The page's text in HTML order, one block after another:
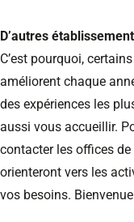
D’autres
C’est pourquoi,
améliorent chaque
des expériences les
aussi vous accueillir.
contacter les offices
orienteront vers les
vos besoins.